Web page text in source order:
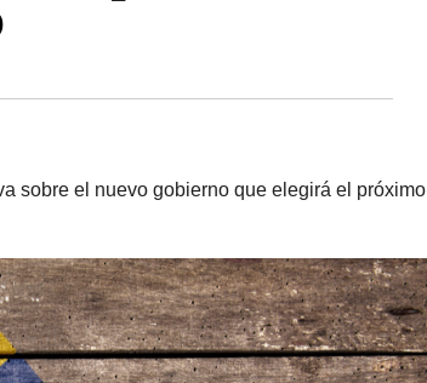
sobre el nuevo gobierno que elegirá el próximo